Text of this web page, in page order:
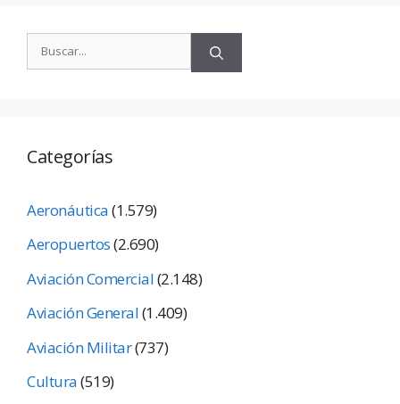
Categorías
Aeronáutica(1.579)
Aeropuertos(2.690)
Aviación Comercial(2.148)
Aviación General(1.409)
Aviación Militar(737)
Cultura(519)